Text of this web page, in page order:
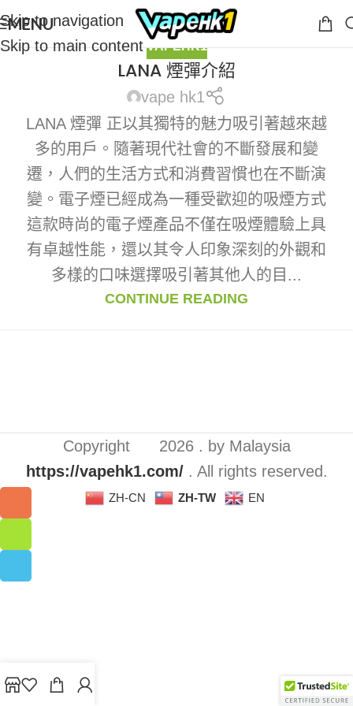
Skip to navigation
Skip to main content
MENU
VAPEHK1
LANA 煙彈介紹
vape hk1
LANA 煙彈 正以其獨特的魅力吸引著越來越
多的用戶。隨著現代社會的不斷發展和變
遷，人們的生活方式和消費習慣也在不斷演
變。電子煙已經成為一種受歡迎的吸煙方式
這款時尚的電子煙產品不僅在吸煙體驗上具
有卓越性能，還以其令人印象深刻的外觀和
多樣的口味選擇吸引著其他人的目...
CONTINUE READING
Copyright
2026 . by Malaysia
https://vapehk1.com/. All rights reserved.
ZH-CN ZH-TW EN